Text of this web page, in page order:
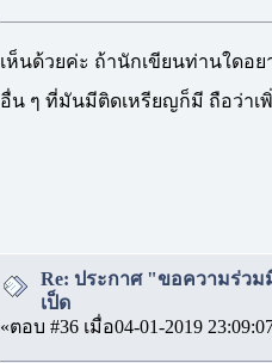
เห็นด้วยค่ะ ถ้านักเขียนท่านใดอ
อื่น ๆ ที่มันมีติดเหรียญก็มี ถือว่าเ
Re: ประกาศ "ขอความร่ว
เป็ด
«ตอบ #36 เมื่อ04-01-2019